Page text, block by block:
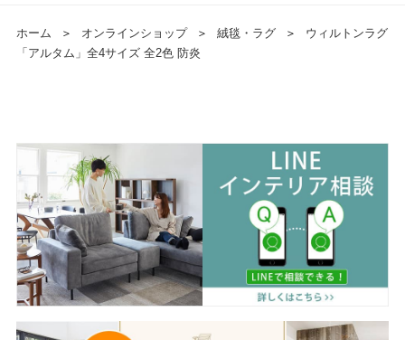
ホーム ＞ オンラインショップ ＞ 絨毯・ラグ ＞
ウィルトンラグ
「アルタム」全4サイズ 全2色 防炎